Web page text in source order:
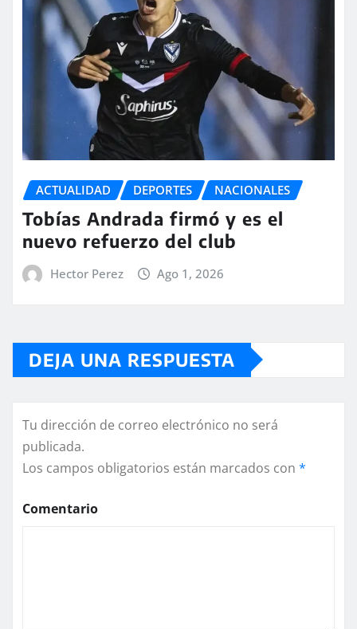
ACTUALIDAD DEPORTES NACIONALES
Tobías Andrada firmó y es el
nuevo refuerzo del club
Hector Perez Ago 1, 2026
DEJA UNA RESPUESTA
Tu dirección de correo electrónico no será
publicada.
Los campos obligatorios están marcados con *
Comentario